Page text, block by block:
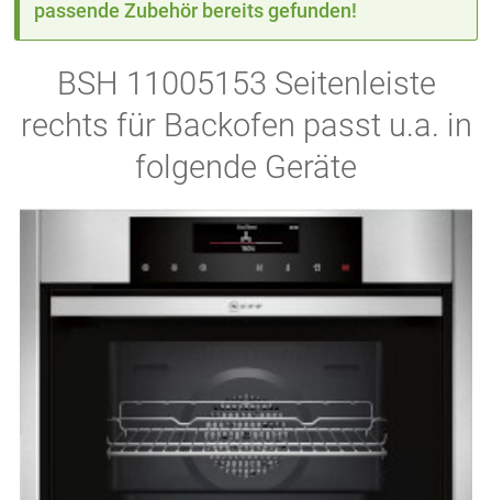
passende Zubehör bereits gefunden!
BSH 11005153 Seitenleiste
rechts für Backofen passt u.a. in
folgende Geräte